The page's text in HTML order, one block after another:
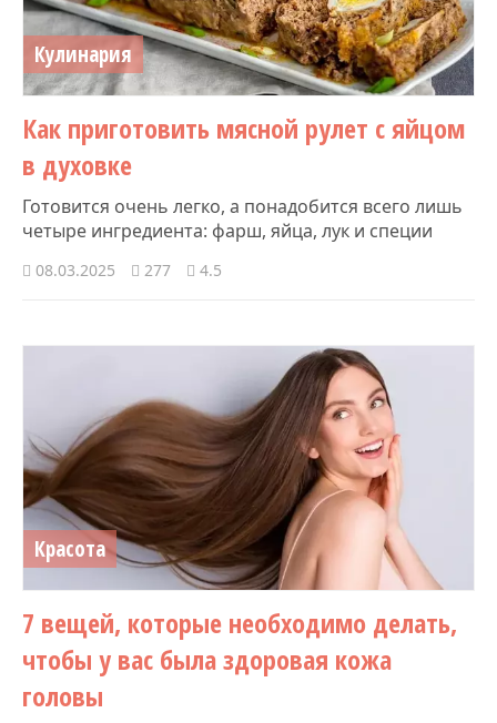
Кулинария
Как приготовить мясной рулет с яйцом
в духовке
Готовится очень легко, а понадобится всего лишь
четыре ингредиента: фарш, яйца, лук и специи
08.03.2025 277 4.5
Красота
7 вещей, которые необходимо делать,
чтобы у вас была здоровая кожа
головы